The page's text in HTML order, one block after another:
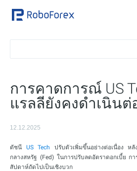
การคาดการณ์ US
แรลลียังคงดำเนินต่
12.12.2025
ดัชนี US Tech ปรับตัวเพิ่มขึ้นอย่างต่อเนื่อง หลั
กลางสหรัฐ (Fed) ในการปรับลดอัตราดอกเบี้ย ก
สัปดาห์ถัดไปเป็นเชิงบวก